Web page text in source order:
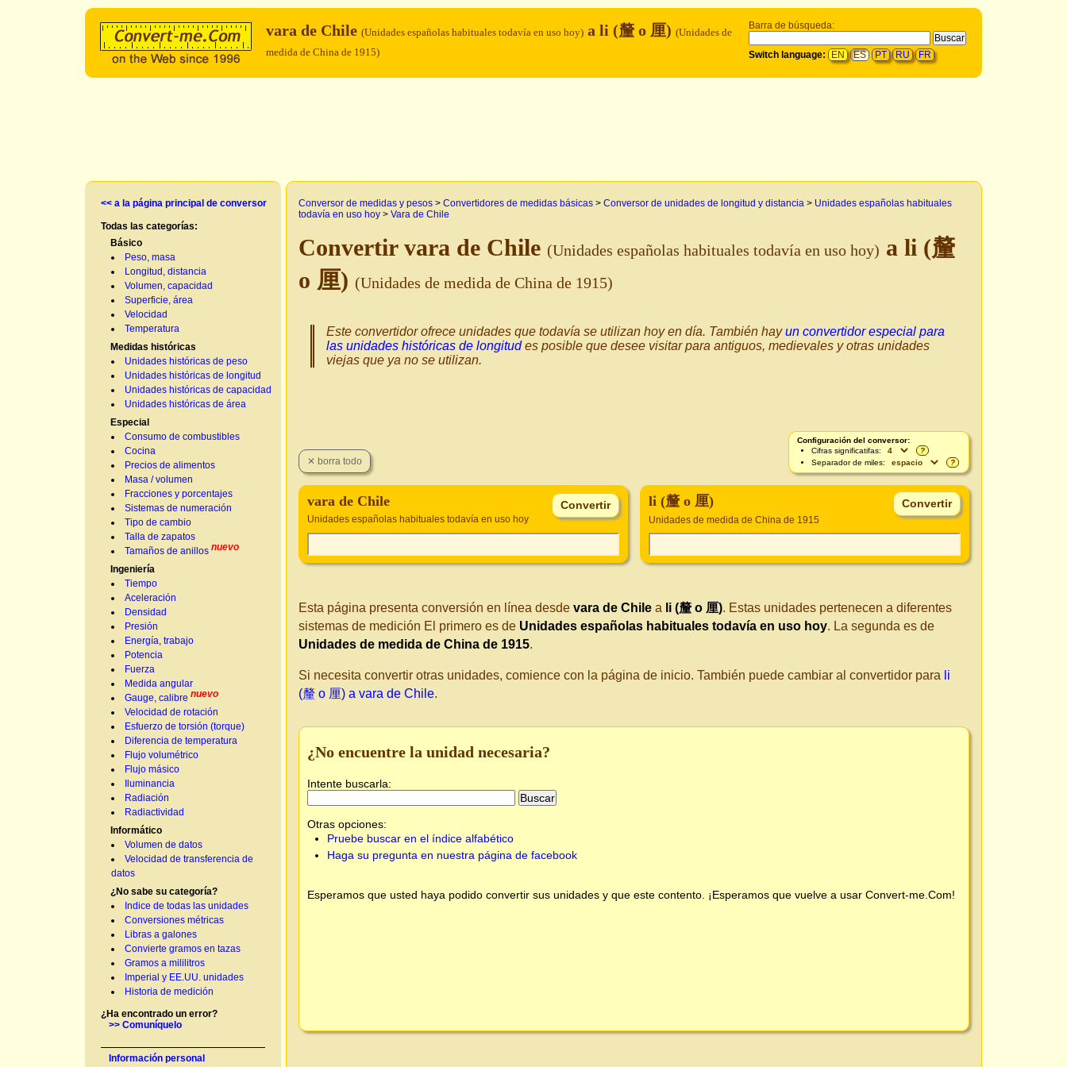
Barra de búsqueda:
Switch language: EN ES PT RU FR
vara de Chile (Unidades españolas habituales todavía en uso hoy) a li (釐 o 厘) (Unidades de
medida de China de 1915)
<< a la página principal de conversor
Todas las categorías:
Básico
Peso, masa
Longitud, distancia
Volumen, capacidad
Superficie, área
Velocidad
Temperatura
Medidas históricas
Unidades históricas de peso
Unidades históricas de longitud
Unidades históricas de capacidad
Unidades históricas de área
Especial
Consumo de combustibles
Cocina
Precios de alimentos
Masa / volumen
Fracciones y porcentajes
Sistemas de numeración
Tipo de cambio
Talla de zapatos
Tamaños de anillos nuevo
Ingeniería
Tiempo
Aceleración
Densidad
Presión
Energía, trabajo
Potencia
Fuerza
Medida angular
Gauge, calibre nuevo
Velocidad de rotación
Esfuerzo de torsión (torque)
Diferencia de temperatura
Flujo volumétrico
Flujo másico
Iluminancia
Radiación
Radiactividad
Informático
Volumen de datos
Velocidad de transferencia de
datos
¿No sabe su categoría?
Indice de todas las unidades
Conversiones métricas
Libras a galones
Convierte gramos en tazas
Gramos a mililitros
Imperial y EE.UU. unidades
Historia de medición
¿Ha encontrado un error?
>> Comuníquelo
Información personal
Conversor de medidas y pesos > Convertidores de medidas básicas > Conversor de unidades de longitud y distancia > Unidades españolas habituales
todavía en uso hoy > Vara de Chile
Convertir vara de Chile (Unidades españolas habituales todavía en uso hoy) a li (釐
o 厘) (Unidades de medida de China de 1915)
Este convertidor ofrece unidades que todavía se utilizan hoy en día. También hayun convertidor especial para
las unidades históricas de longitudes posible que desee visitar para antiguos, medievales y otras unidades
viejas que ya no se utilizan.
Configuración del conversor:
Cifras significatifas:
?
Separador de miles:
?
vara de Chile
Unidades españolas habituales todavía en uso hoy
li (釐 o 厘)
Unidades de medida de China de 1915
Esta página presenta conversión en línea desde vara de Chile a li (釐 o 厘). Estas unidades pertenecen a diferentes
sistemas de medición El primero es de Unidades españolas habituales todavía en uso hoy. La segunda es de
Unidades de medida de China de 1915.
Si necesita convertir otras unidades, comience con la página de inicio. También puede cambiar al convertidor para li
(釐 o 厘) a vara de Chile.
¿No encuentre la unidad necesaria?
Intente buscarla:
Otras opciones:
Pruebe buscar en el índice alfabético
Haga su pregunta en nuestra página de facebook
Esperamos que usted haya podido convertir sus unidades y que este contento. ¡Esperamos que vuelve a usar Convert-me.Com!